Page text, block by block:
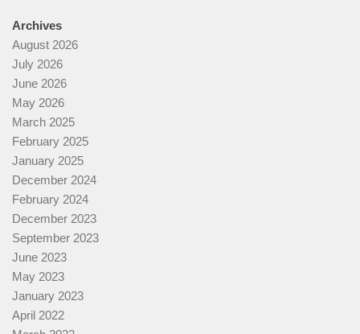
Archives
August 2026
July 2026
June 2026
May 2026
March 2025
February 2025
January 2025
December 2024
February 2024
December 2023
September 2023
June 2023
May 2023
January 2023
April 2022